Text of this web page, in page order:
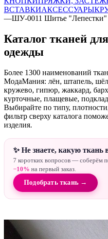
ВСТАВКИАКСЕССУАРЫ
—ШУ-0011 Шитье "Лепестки"
Каталог тканей
одежды
Более 1300 наименований
МодаМания: лён, штапель,
кружево, гипюр, жаккард,
курточные, плащевые,
Выбирайте по типу,
фильтр сверху каталога
изделия.
✨ Не знаете, какую ткань
7 коротких вопросов — соберём
−10% на первый заказ.
Подобрать ткань →